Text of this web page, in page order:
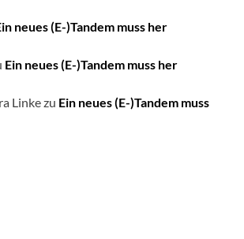
neues (E-)Tandem muss her
Ein neues (E-)Tandem muss her
Linkezu Ein neues (E-)Tandem muss